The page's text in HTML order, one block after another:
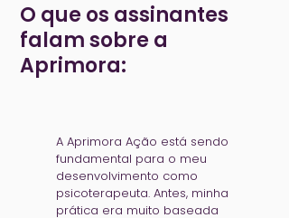
O que os assinantes
falam sobre a
Aprimora:
A Aprimora Ação está sendo
fundamental para o meu
desenvolvimento como
psicoterapeuta. Antes, minha
prática era muito baseada